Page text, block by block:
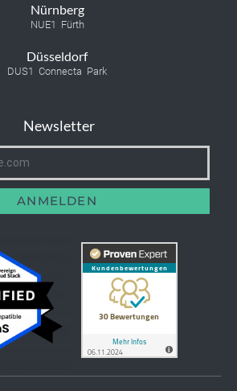
Nürnberg
NUE1 Fürth
Düsseldorf
DUS1 Connecta Park
Newsletter
ANMELDEN